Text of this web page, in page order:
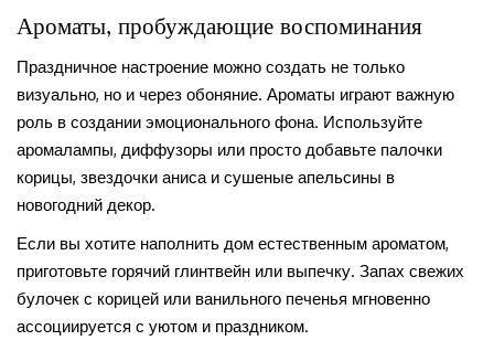
Ароматы, пробуждающие воспоминания
Праздничное настроение можно создать не только
визуально, но и через обоняние. Ароматы играют важную
роль в создании эмоционального фона. Используйте
аромалампы, диффузоры или просто добавьте палочки
корицы, звездочки аниса и сушеные апельсины в
новогодний декор.
Если вы хотите наполнить дом естественным ароматом,
приготовьте горячий глинтвейн или выпечку. Запах свежих
булочек с корицей или ванильного печенья мгновенно
ассоциируется с уютом и праздником.